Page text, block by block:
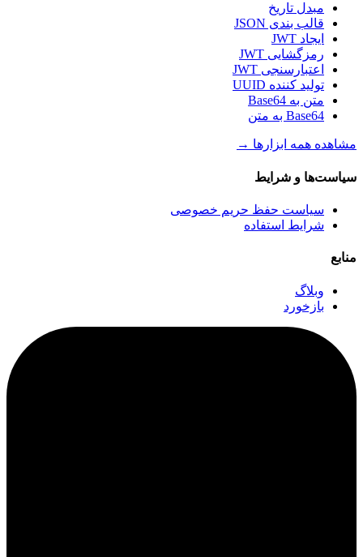
مبدل تاریخ
قالب بندی JSON
ایجاد JWT
رمزگشایی JWT
اعتبارسنجی JWT
تولید کننده UUID
متن به Base64
Base64 به متن
مشاهده همه ابزارها →
سیاست‌ها و شرایط
سیاست حفظ حریم خصوصی
شرایط استفاده
منابع
وبلاگ
بازخورد